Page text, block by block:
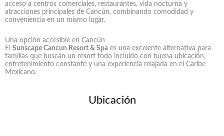
acceso a centros comerciales, restaurantes, vida nocturna y
atracciones principales de Cancún, combinando comodidad y
conveniencia en un mismo lugar.
Una opción accesible en Cancún
El Sunscape Cancun Resort & Spa es una excelente alternativa para
familias que buscan un resort todo incluido con buena ubicación,
entretenimiento constante y una experiencia relajada en el Caribe
Mexicano.
Ubicación